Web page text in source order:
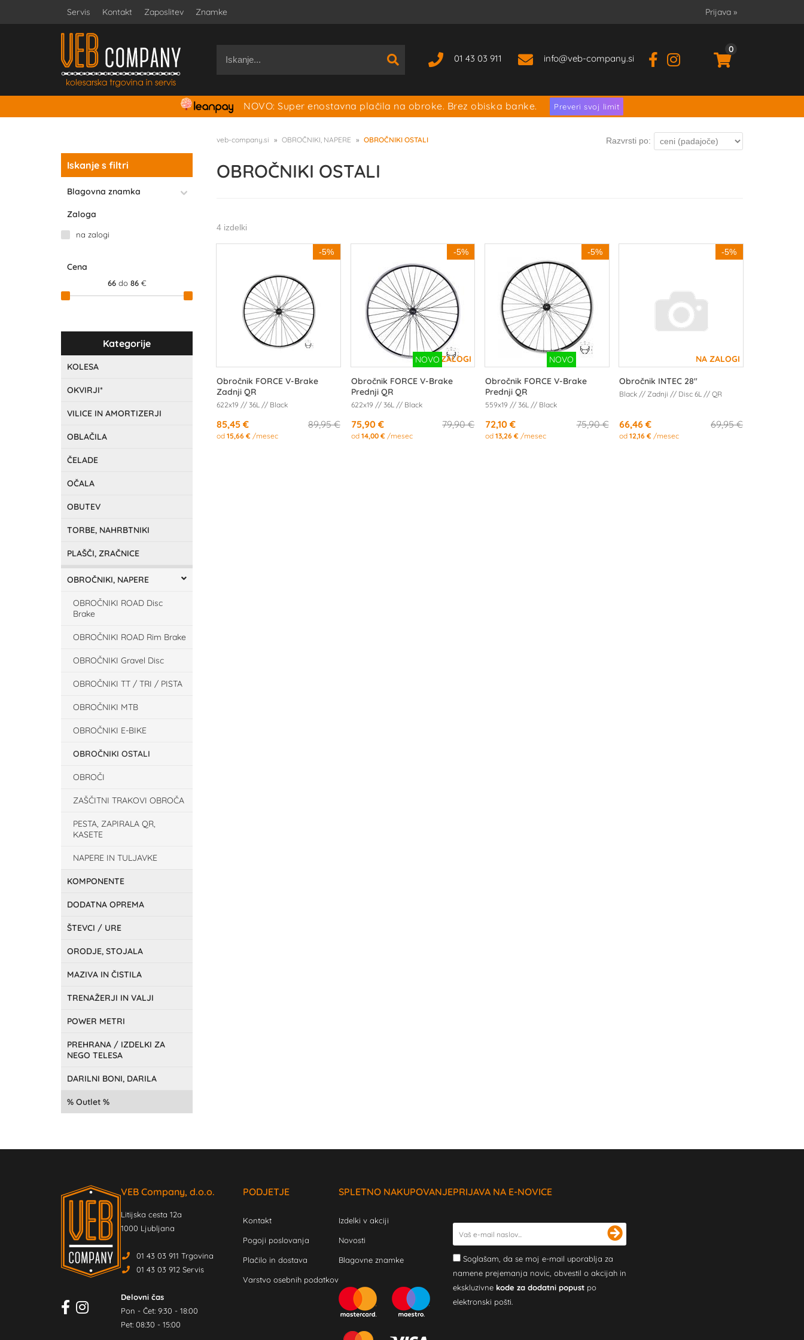
Servis Kontakt Zaposlitev Znamke Prijava »
01 43 03 911 info veb-company.si
0
NOVO: Super enostavna plačila na obroke. Brez obiska banke. Preveri svoj limit
Iskanje s filtri
Blagovna znamka
Zaloga
na zalogi
Cena
66do 86€
Kategorije
KOLESA
OKVIRJI*
VILICE IN AMORTIZERJI
OBLAČILA
ČELADE
OČALA
OBUTEV
TORBE, NAHRBTNIKI
PLAŠČI, ZRAČNICE
OBROČNIKI, NAPERE
OBROČNIKI ROAD Disc
Brake
OBROČNIKI ROAD Rim Brake
OBROČNIKI Gravel Disc
OBROČNIKI TT / TRI / PISTA
OBROČNIKI MTB
OBROČNIKI E-BIKE
OBROČNIKI OSTALI
OBROČI
ZAŠČITNI TRAKOVI OBROČA
PESTA, ZAPIRALA QR,
KASETE
NAPERE IN TULJAVKE
KOMPONENTE
DODATNA OPREMA
ŠTEVCI / URE
ORODJE, STOJALA
MAZIVA IN ČISTILA
TRENAŽERJI IN VALJI
POWER METRI
PREHRANA / IZDELKI ZA
NEGO TELESA
DARILNI BONI, DARILA
Outlet
veb-company.si OBROČNIKI, NAPERE OBROČNIKI OSTALI Razvrsti po:
OBROČNIKI OSTALI
4 izdelki
-5%
Obročnik FORCE V-Brake
Zadnji QR
622x19 // 36L // Black
89,95 €
85,45 €
od15,66 € /mesec
-5%
Obročnik FORCE V-Brake
Prednji QR
622x19 // 36L // Black
79,90 €
75,90 €
od 14,00 € /mesec
-5%
Obročnik FORCE V-Brake
Prednji QR
559x19 // 36L // Black
75,90 €
72,10 €
od13,26 € /mesec
-5%
Obročnik INTEC 28"
Black // Zadnji // Disc 6L // QR
69,95 €
66,46 €
od12,16 € /mesec
VEB Company, d.o.o.
Litijska cesta 12a
1000 Ljubljana
01 43 03 911 Trgovina
01 43 03 912 Servis
Delovni čas
Pon - Čet: 9:30 - 18:00
Pet: 08:30 - 15:00
PODJETJE
Kontakt
Pogoji poslovanja
Plačilo in dostava
Varstvo osebnih podatkov
SPLETNO NAKUPOVANJE
Izdelki v akciji
Novosti
Blagovne znamke
PRIJAVA NA E-NOVICE
Soglašam, da se moj e-mail uporablja za
namene prejemanja novic, obvestil o akcijah in
ekskluzivne kode za dodatni popust po
elektronski pošti.